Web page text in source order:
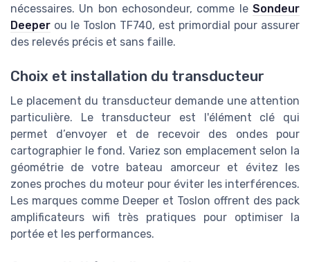
nécessaires. Un bon echosondeur, comme le Sondeur
Deeper ou le Toslon TF740, est primordial pour assurer
des relevés précis et sans faille.
Choix et installation du transducteur
Le placement du transducteur demande une attention
particulière. Le transducteur est l'élément clé qui
permet d’envoyer et de recevoir des ondes pour
cartographier le fond. Variez son emplacement selon la
géométrie de votre bateau amorceur et évitez les
zones proches du moteur pour éviter les interférences.
Les marques comme Deeper et Toslon offrent des pack
amplificateurs wifi très pratiques pour optimiser la
portée et les performances.